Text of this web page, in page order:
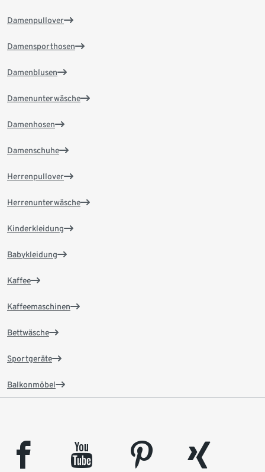
Damenpullover
Damensporthosen
Damenblusen
Damenunterwäsche
Damenhosen
Damenschuhe
Herrenpullover
Herrenunterwäsche
Kinderkleidung
Babykleidung
Kaffee
Kaffeemaschinen
Bettwäsche
Sportgeräte
Balkonmöbel
facebook youtube pinterest
xing